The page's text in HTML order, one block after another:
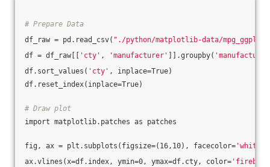
# Prepare Data
df_raw = pd.read_csv( "./python/matplotlib-data/
df = df_raw[[
'cty' , 'manufacturer' ]].groupby(
df.sort_values( 'cty' , inplace=True)
df.reset_index(inplace=True)
# Draw plot
import matplotlib.patches as patches
fig, ax = plt.subplots(figsize=(16,10), facecolor= 'white'
ax.vlines(x=df.index, ymin=0, ymax=df.cty, color=